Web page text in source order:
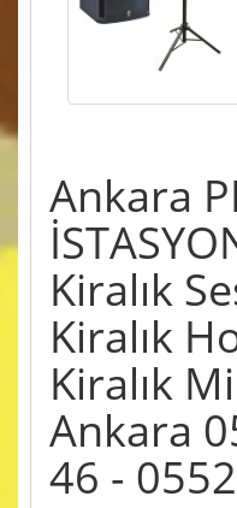
Ankara
Kiralık
Kiralık
Kiralık
Ankara
46 -